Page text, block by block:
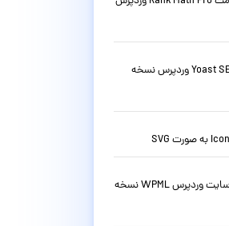
افزونه فارسی سئو Yoast SEO Premium وردپرس نسخه
افزونه قدرتمند چند زبانه کردن سایت وردپرس WPML نسخه